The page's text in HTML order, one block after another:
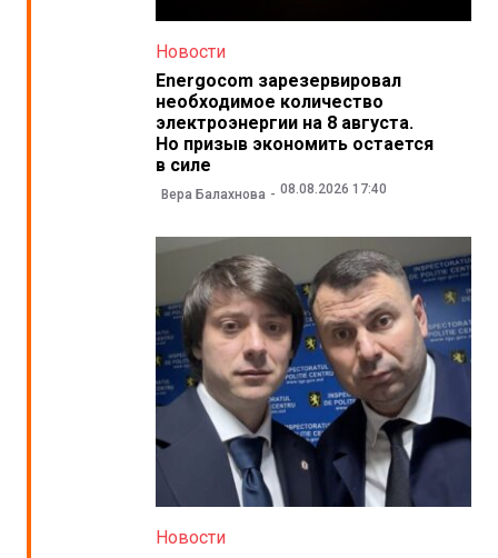
Новости
Energocom зарезервировал
необходимое количество
электроэнергии на 8 августа.
Но призыв экономить остается
в силе
Вера Балахнова 08.08.2026 17:40
Новости